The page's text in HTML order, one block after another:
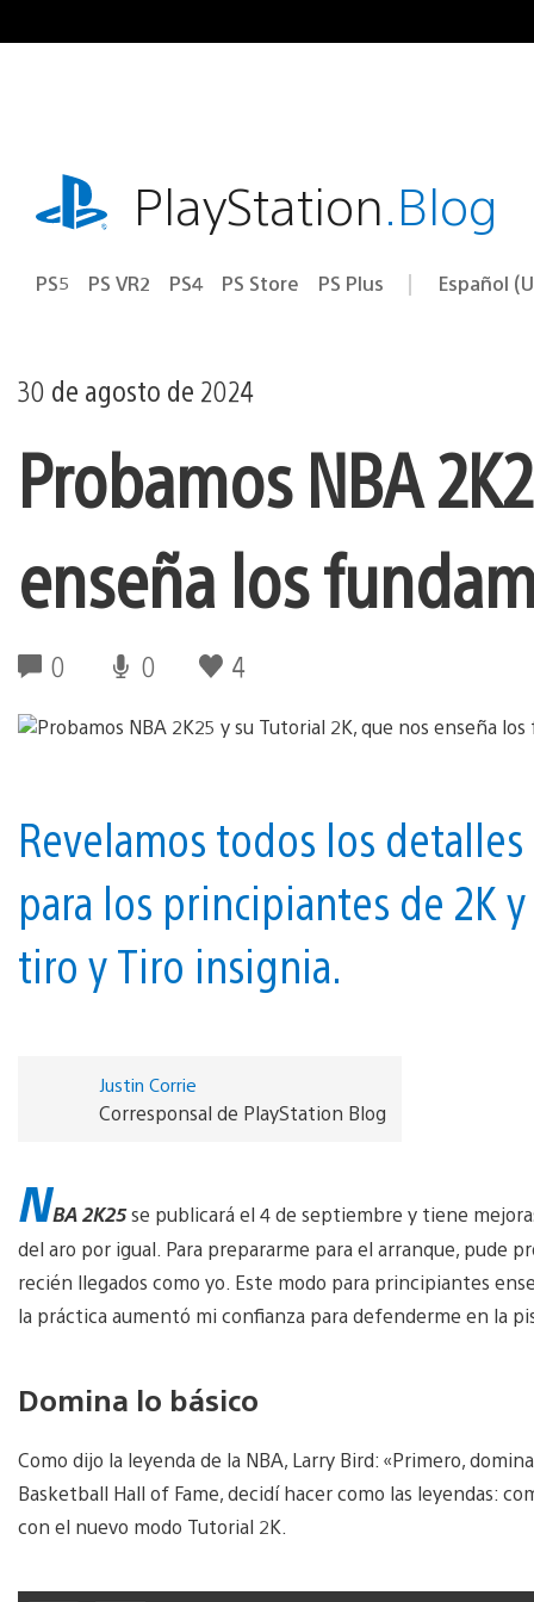
al
playstation.comPlayStation.Blog
PS5 PS VR2 PS4 PS Store PS Plus Selecciona
Región
Español
30 de agosto de 2024
Probamos NBA
enseña los
0 0 4
Revelamos todos los
para los principiantes de 2K
tiro y Tiro insignia.
Justin Corrie
Corresponsal de PlayStation Blog
NBA 2K25se publicará el 4 de septiembre y tiene
del aro por igual. Para prepararme para el arranque, pude
recién llegados como yo. Este modo para principiantes
la práctica aumentó mi confianza para defenderme en la
Domina lo básico
Como dijo la leyenda de la NBA, Larry Bird: «Primero,
Basketball Hall of Fame, decidí hacer como las leyendas:
con el nuevo modo Tutorial 2K.